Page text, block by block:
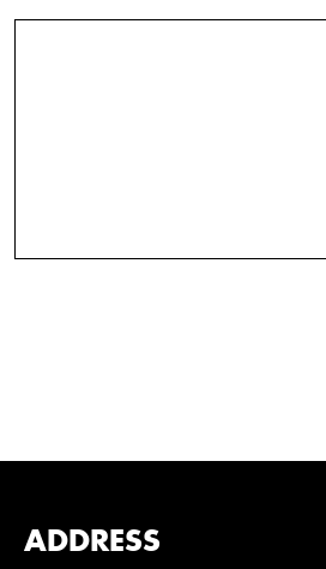
ADDRESS